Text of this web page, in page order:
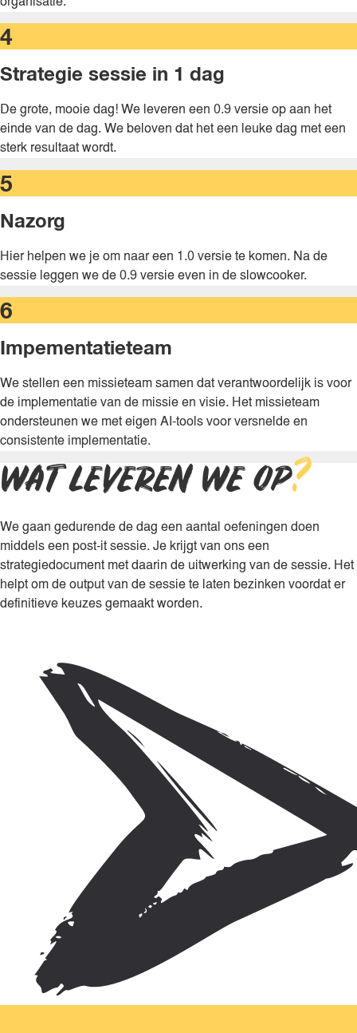
4
Strategie sessie in 1 dag ​
De grote, mooie dag! We leveren een 0.9 versie op aan het
einde van de dag. We beloven dat het een leuke dag met een
sterk resultaat wordt.
5
Nazorg​
Hier helpen we je om naar een 1.0 versie te komen. Na de
sessie leggen we de 0.9 versie even in de slowcooker.
6
Impementatieteam
We stellen een missieteam samen dat verantwoordelijk is voor
de implementatie van de missie en visie. Het missieteam
ondersteunen we met eigen AI-tools voor versnelde en
consistente implementatie.
WAT LEVEREN WE OP?
We gaan gedurende de dag een aantal oefeningen doen
middels een post-it sessie. Je krijgt van ons een
strategiedocument met daarin de uitwerking van de sessie. Het
helpt om de output van de sessie te laten bezinken voordat er
definitieve keuzes gemaakt worden.